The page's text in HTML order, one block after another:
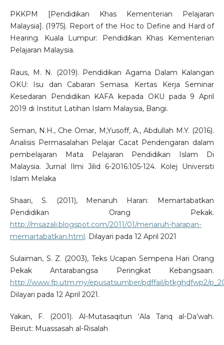
PKKPM [Pendidikan Khas Kementerian Pelajaran
Malaysia]. (1975). Report of the Hoc to Define and Hard of
Hearing. Kuala Lumpur: Pendidikan Khas Kementerian
Pelajaran Malaysia.
Raus, M. N. (2019). Pendidikan Agama Dalam Kalangan
OKU: Isu dan Cabaran Semasa. Kertas Kerja Seminar
Kesedaran Pendidikan KAFA kepada OKU pada 9 April
2019 di Institut Latihan Islam Malaysia, Bangi.
Seman, N.H., Che Omar, M,Yusoff, A., Abdullah M.Y. (2016).
Analisis Permasalahan Pelajar Cacat Pendengaran dalam
pembelajaran Mata Pelajaran Pendidikan Islam Di
Malaysia. Jurnal Ilmi Jilid 6-2016:105-124. Kolej Universiti
Islam Melaka
Shaari, S. (2011), Menaruh Haran: Memartabatkan
Pendidikan Orang Pekak.
http://msazali.blogspot.com/2011/01/menaruh-harapan-
memartabatkan.html. Dilayari pada 12 April 2021
Sulaiman, S. Z. (2003), Teks Ucapan Sempena Hari Orang
Pekak Antarabangsa Peringkat Kebangsaan.
http://www.fp.utm.my/epusatsumber/pdffail/ptkghdfwp2/
Dilayari pada 12 April 2021.
Yakan, F. (2001). Al-Mutasaqitun ‘Ala Tariq al-Da’wah.
Beirut: Muassasah al-Risalah